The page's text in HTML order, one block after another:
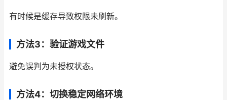
有时候是缓存导致权限未刷新。
方法3：验证游戏文件
避免误判为未授权状态。
方法4：切换稳定网络环境